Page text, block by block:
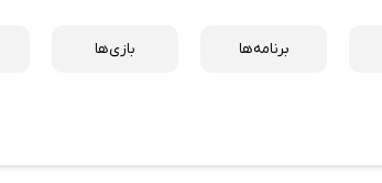
برنامه‌ها بازی‌ها